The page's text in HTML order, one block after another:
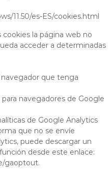
11.50/es-ES/cookies.html
cookies la página web no
acceder a determinadas
que tenga
navegadores de Google
de Google Analytics
que no se envíe
puede descargar un
desde este enlace:
gaoptout.